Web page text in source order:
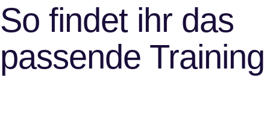
So findet ihr das
passende Training